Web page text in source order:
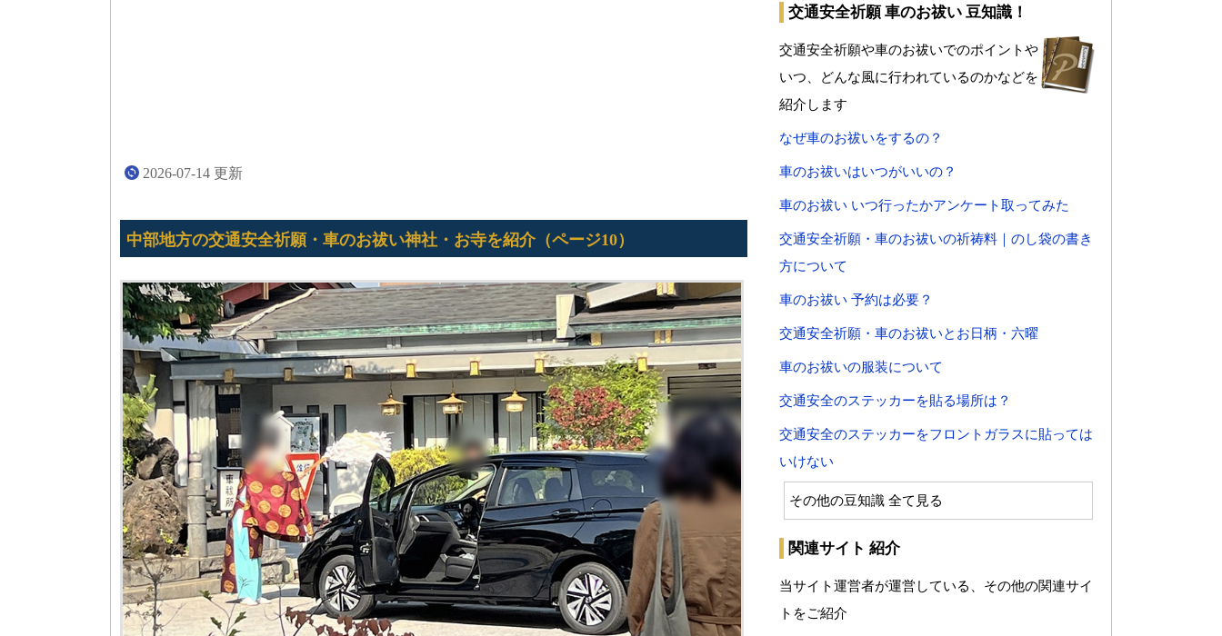
2026-07-14 更新
中部地方の交通安全祈願・車のお祓い神社・お寺を紹介（ページ10）
交通安全祈願 車のお祓い 豆知識！
交通安全祈願や車のお祓いでのポイントや
いつ、どんな風に行われているのかなどを
紹介します
なぜ車のお祓いをするの？
車のお祓いはいつがいいの？
車のお祓い いつ行ったかアンケート取ってみた
交通安全祈願・車のお祓いの祈祷料｜のし袋の書き
方について
車のお祓い 予約は必要？
交通安全祈願・車のお祓いとお日柄・六曜
車のお祓いの服装について
交通安全のステッカーを貼る場所は？
交通安全のステッカーをフロントガラスに貼っては
いけない
その他の豆知識 全て見る
関連サイト 紹介
当サイト運営者が運営している、その他の関連サイ
トをご紹介